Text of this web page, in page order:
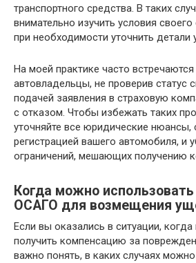
транспортного средства. В таких
внимательно изучить условия
при необходимости уточнить детали
На моей практике часто
автовладельцы, не проверив статус
подачей заявления в страховую
с отказом. Чтобы избежать таких
уточняйте все юридические нюансы,
регистрацией вашего автомобиля, и
ограничений, мешающих получению
Когда можно
ОСАГО для возмещения
Если вы оказались в ситуации,
получить компенсацию за
важно понять, в каких случаях